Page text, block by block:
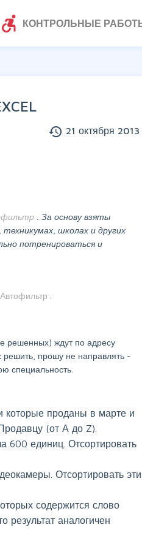
accessible_forward КОНТРОЛЬНЫЕ
history 21 октября 2013
. За основу взяты
школах и других
потренироваться и
Автофильтр
решенных) ждут по адресу
решить, прошу не направлять -
специальность.
которые проданы в марте и
(от А до Z).
600 единиц. Отсортировать
Отсортировать эти
содержится слово
результат аналогичен